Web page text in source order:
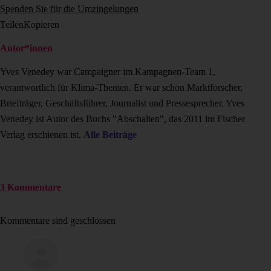
Spenden Sie für die Umzingelungen
TeilenKopieren
Autor*innen
Yves Venedey war Campaigner im Kampagnen-Team 1,
verantwortlich für Klima-Themen. Er war schon Marktforscher,
Briefträger, Geschäftsführer, Journalist und Pressesprecher. Yves
Venedey ist Autor des Buchs "Abschalten", das 2011 im Fischer
Verlag erschienen ist. Alle Beiträge
3 Kommentare
Kommentare sind geschlossen